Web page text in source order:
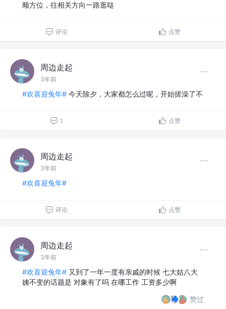
顺方位，往相关方向一路逛哒
评论 点赞
周边走起
3年前
#欢喜迎兔年# 今天除夕，大家都怎么过呢，开始搓澡了不
1 点赞
周边走起
3年前
#欢喜迎兔年#
评论 点赞
周边走起
3年前
#欢喜迎兔年# 又到了一年一度有亲戚的时候 七大姑八大
姨不变的话题是 对象有了吗 在哪工作 工资多少啊
赞过